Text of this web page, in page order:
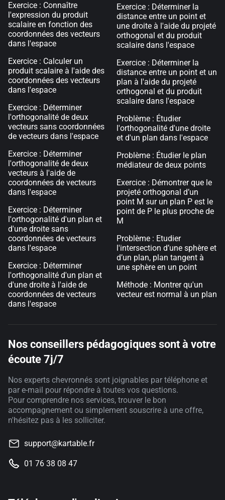
Exercice : Connaître
l'expression du produit
scalaire en fonction des
coordonnées des vecteurs
dans l'espace
Exercice : Calculer un
produit scalaire à l'aide des
coordonnées des vecteurs
dans l'espace
Exercice : Déterminer
l'orthogonalité de deux
vecteurs sans coordonnées
de vecteurs dans l'espace
Exercice : Déterminer
l'orthogonalité de deux
vecteurs à l'aide de
coordonnées de vecteurs
dans l'espace
Exercice : Déterminer
l'orthogonalité d'un plan et
d'une droite sans
coordonnées de vecteurs
dans l'espace
Exercice : Déterminer
l'orthogonalité d'un plan et
d'une droite à l'aide de
coordonnées de vecteurs
dans l'espace
Exercice : Déterminer la
distance entre un point et
une droite à l'aide du projeté
orthogonal et du produit
scalaire dans l'espace
Exercice : Déterminer la
distance entre un point et un
plan à l'aide du projeté
orthogonal et du produit
scalaire dans l'espace
Problème : Étudier
l'orthogonalité d'une droite
et d'un plan dans l'espace
Problème : Étudier le plan
médiateur de deux points
Exercice : Démontrer que le
projeté orthogonal d’un
point M sur un plan P est le
point de P le plus proche de
M
Problème : Etudier
l'intersection d’une sphère et
d’un plan, plan tangent à
une sphère en un point
Méthode : Montrer qu'un
vecteur est normal à un plan
Nos conseillers pédagogiques sont à votre
écoute 7j/7
Nos experts chevronnés sont joignables par téléphone et
par e-mail pour répondre à toutes vos questions.
Pour comprendre nos services, trouver le bon
accompagnement ou simplement souscrire à une offre,
n'hésitez pas à les solliciter.
support@kartable.fr
01 76 38 08 47